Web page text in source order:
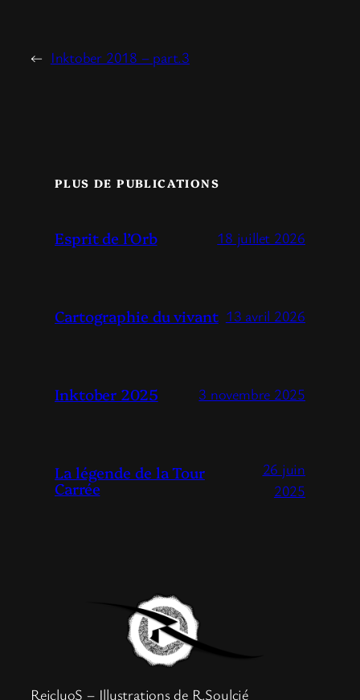
← Inktober 2018 – part.3
PLUS DE PUBLICATIONS
Esprit de l’Orb 18 juillet 2026
Cartographie du vivant 13 avril 2026
Inktober 2025 3 novembre 2025
La légende de la Tour
Carrée
26 juin
2025
ReicluoS – Illustrations de R.Soulcié